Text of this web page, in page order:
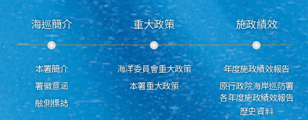
海巡簡介
本署簡介
署徽意涵
舷側標誌
重大政策
海洋委員會重大政策
本署重大政策
施政績效
年度施政績效報告
原行政院海岸巡防署
各年度施政績效報告
歷史資料